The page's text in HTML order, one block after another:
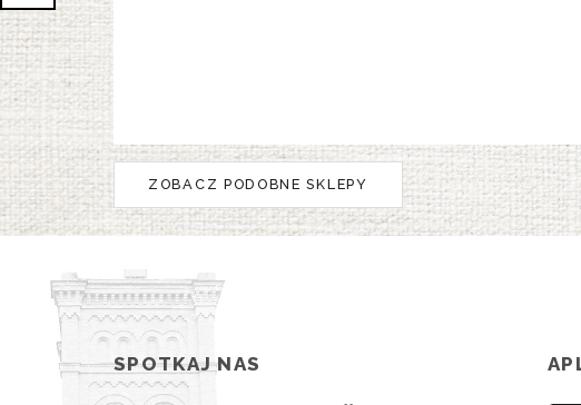
ZOBACZ PODOBNE SKLEPY
SPOTKAJ NAS